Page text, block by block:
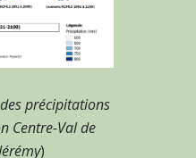
précipitations
Centre-Val de
)